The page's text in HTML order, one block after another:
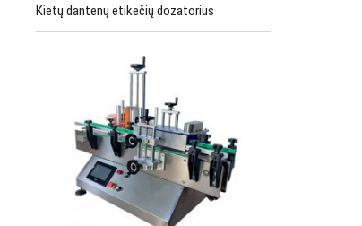
Kietų dantenų etikečių dozatorius